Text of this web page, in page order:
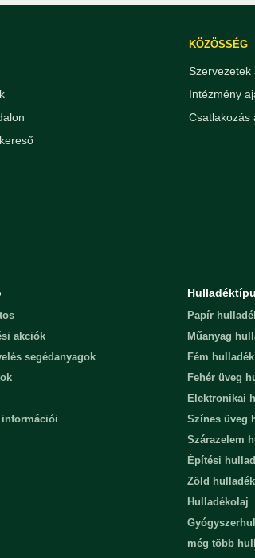
KÖZÖSSÉG
Szervezetek
Intézmény
Csatlakozás
akciók
segédanyagok
Papír
Műanyag
Fém hulladék
Fehér üveg
Elektronikai
Színes üveg
Szárazelem
Építési
Zöld hulladék
Hulladékolaj
még több